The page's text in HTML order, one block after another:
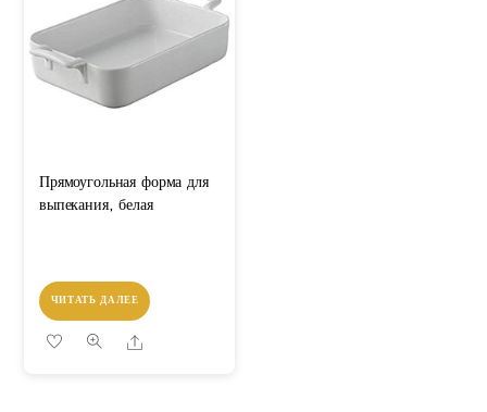
Прямоугольная форма для
выпекания, белая
ЧИТАТЬ ДАЛЕЕ
Share